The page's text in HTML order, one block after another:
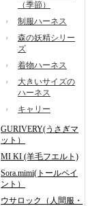
（季節）
制服ハーネス
森の妖精シリー
ズ
着物ハーネス
大きいサイズの
ハーネス
キャリー
GURIVERY(うさぎマ
ット）
MI KI (羊毛フエルト)
Sora.mimi(トールペイ
ント）
ウサロック（人間服・